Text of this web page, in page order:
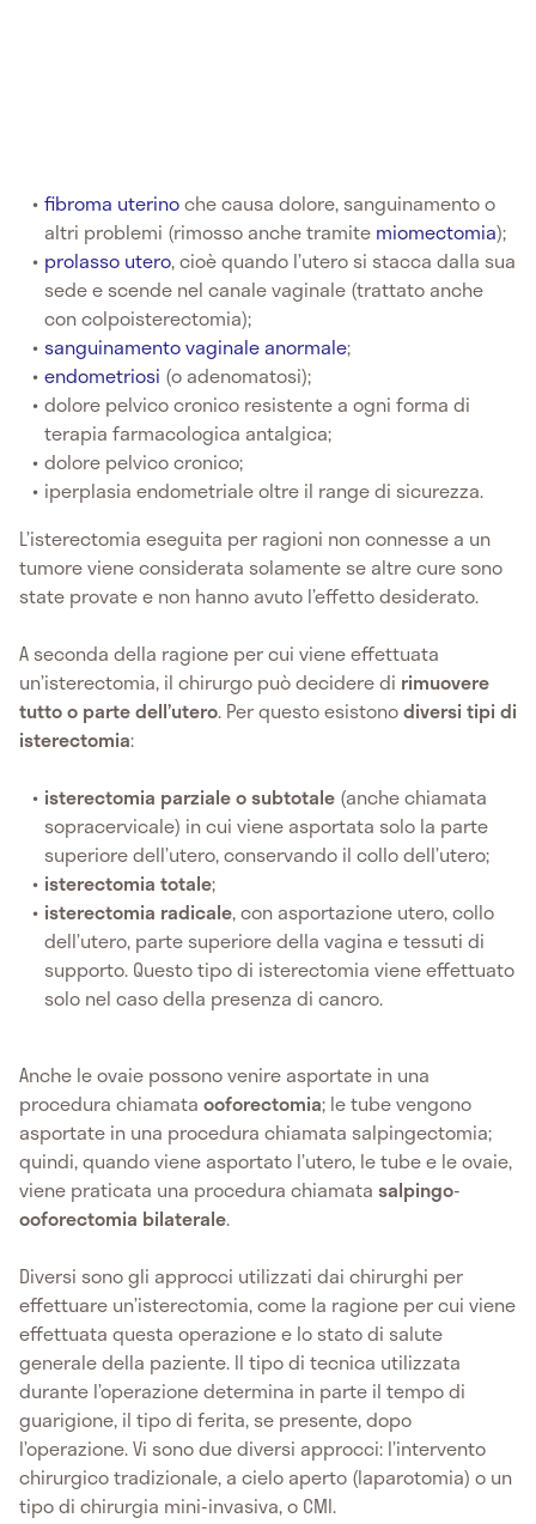
fibroma uterinoche causa dolore, sanguinamento o
altri problemi (rimosso anche tramite miomectomia);
prolasso utero, cioè quando l’utero si stacca dalla sua
sede e scende nel canale vaginale (trattato anche
con colpoisterectomia);
sanguinamento vaginale anormale;
endometriosi (o adenomatosi);
dolore pelvico cronico resistente a ogni forma di
terapia farmacologica antalgica;
dolore pelvico cronico;
iperplasia endometriale oltre il range di sicurezza.
L’isterectomia eseguita per ragioni non connesse a un
tumore viene considerata solamente se altre cure sono
state provate e non hanno avuto l’effetto desiderato.
A seconda della ragione per cui viene effettuata
un’isterectomia, il chirurgo può decidere di rimuovere
tutto o parte dell’utero. Per questo esistonodiversi tipi di
isterectomia:
isterectomia parziale o subtotale (anche chiamata
sopracervicale) in cui viene asportata solo la parte
superiore dell’utero, conservando il collo dell’utero;
isterectomia totale;
isterectomia radicale, con asportazione utero, collo
dell’utero, parte superiore della vagina e tessuti di
supporto. Questo tipo di isterectomia viene effettuato
solo nel caso della presenza di cancro.
Anche le ovaie possono venire asportate in una
procedura chiamata ooforectomia; le tube vengono
asportate in una procedura chiamata salpingectomia;
quindi, quando viene asportato l’utero, le tube e le ovaie,
viene praticata una procedura chiamata salpingo-
ooforectomia bilaterale.
Diversi sono gli approcci utilizzati dai chirurghi per
effettuare un’isterectomia, come la ragione per cui viene
effettuata questa operazione e lo stato di salute
generale della paziente. Il tipo di tecnica utilizzata
durante l’operazione determina in parte il tempo di
guarigione, il tipo di ferita, se presente, dopo
l’operazione. Vi sono due diversi approcci: l’intervento
chirurgico tradizionale, a cielo aperto (laparotomia) o un
tipo di chirurgia mini-invasiva, o CMI.